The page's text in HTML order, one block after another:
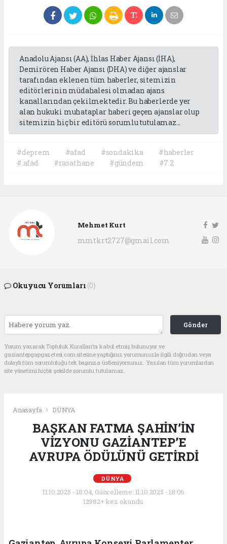
Anadolu Ajansı (AA), İhlas Haber Ajansı (İHA),
Demirören Haber Ajansı (DHA) ve diğer ajanslar
tarafından eklenen tüm haberler, sitemizin
editörlerinin müdahalesi olmadan ajans
kanallarından çekilmektedir. Bu haberlerde yer
alan hukuki muhataplar haberi geçen ajanslar olup
sitemizin hiç bir editörü sorumlu tutulamaz...
#deprem #afad #sondakika
#haberler
#.afad
#rasathane #gündem #7.2
Mehmet Kurt
mmtkrt2727@gmail.com
Okuyucu Yorumları (0)
Gönder
Yorum yazarak Topluluk Kuralları’nı kabul etmiş bulunuyor ve
gaziantepgapgazetesi.com sitesine yaptığınız yorumunuzla ilgili doğrudan veya
dolaylı tüm sorumluluğu tek başınıza üstleniyorsunuz. Yazılan tüm yorumlardan
site yönetimi hiçbir şekilde sorumlu tutulamaz.
Anasayfa DÜNYA
BAŞKAN FATMA ŞAHİN’İN
VİZYONU GAZİANTEP’E
AVRUPA ÖDÜLÜNÜ GETİRDİ
DÜNYA
11.10.2025 - 18:04, Güncelleme: 11.10.2025 - 18:06
12982+ kez okundu.